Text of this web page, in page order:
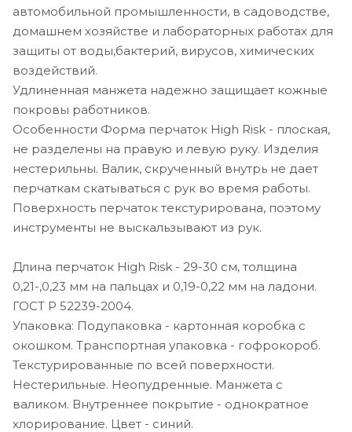
автомобильной промышленности, в садоводстве,
домашнем хозяйстве и лабораторных работах для
защиты от воды,бактерий, вирусов, химических
воздействий.
Удлиненная манжета надежно защищает кожные
покровы работников.
Особенности Форма перчаток High Risk - плоская,
не разделены на правую и левую руку. Изделия
нестерильны. Валик, скрученный внутрь не дает
перчаткам скатываться с рук во время работы.
Поверхность перчаток текстурирована, поэтому
инструменты не выскальзывают из рук.
Длина перчаток High Risk - 29-30 см, толщина
0,21-,0,23 мм на пальцах и 0,19-0,22 мм на ладони.
ГОСТ Р 52239-2004.
Упаковка: Подупаковка - картонная коробка с
окошком. Транспортная упаковка - гофрокороб.
Текстурированные по всей поверхности.
Нестерильные. Неопудренные. Манжета с
валиком. Внутреннее покрытие - однократное
хлорирование. Цвет - синий.